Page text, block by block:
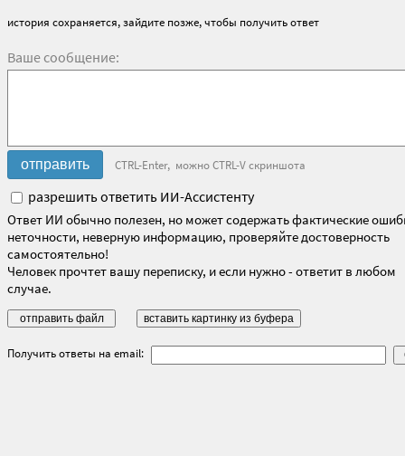
история сохраняется, зайдите позже, чтобы получить ответ
Ваше сообщение:
CTRL-Enter, можно CTRL-V скриншота
разрешить ответить ИИ-Ассистенту
Ответ ИИ обычно полезен, но может содержать фактические
неточности, неверную информацию, проверяйте достоверность
самостоятельно!
Человек прочтет вашу переписку, и если нужно - ответит в любом
случае.
Получить ответы на email: